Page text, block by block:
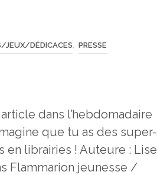
JEUX/DÉDICACES, PRESSE
dans l’hebdomadaire
que tu as des super-
librairies ! Auteure : Lise
Flammarion jeunesse /